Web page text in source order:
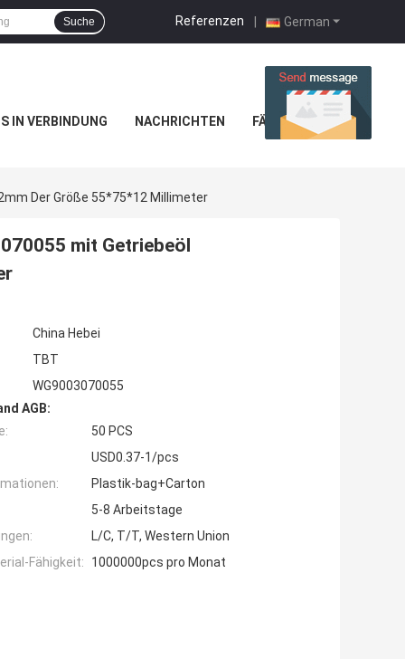
German
Referenzen |
Suche
IN VERBINDUNG NACHRICHTEN FÄLLE
Der Größe 55*75*12 Millimeter
mit Getriebeöl
China Hebei
TBT
WG9003070055
AGB:
50 PCS
USD0.37-1/pcs
Plastik-bag+Carton
5-8 Arbeitstage
L/C, T/T, Western Union
Fähigkeit:
1000000pcs pro Monat